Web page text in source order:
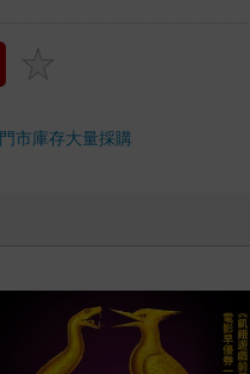
門市庫存大量採購